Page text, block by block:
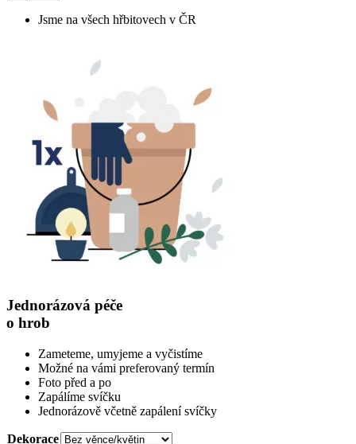
Jsme na všech hřbitovech v ČR
Jednorázová péče
o hrob
Zameteme, umyjeme a vyčistíme
Možné na vámi preferovaný termín
Foto před a po
Zapálíme svíčku
Jednorázově včetně zapálení svíčky
Dekorace